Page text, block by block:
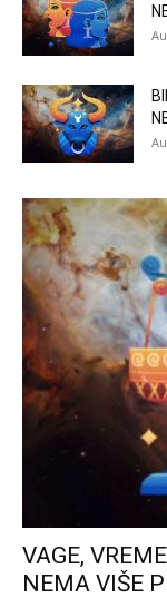
VAGE,
NEMA VIŠE